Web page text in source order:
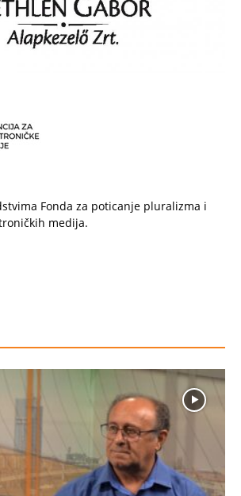
Fonda za poticanje pluralizma i
medija.